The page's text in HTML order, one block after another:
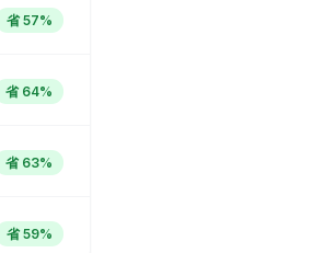
省57%
省 64%
省 63%
省59%